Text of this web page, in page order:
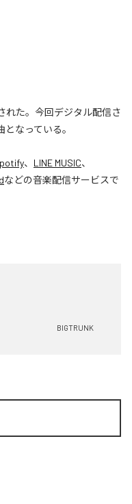
された。今回デジタル配信さ
となっている。
、 LINE MUSIC、
などの音楽配信サービスで
BIGTRUNK